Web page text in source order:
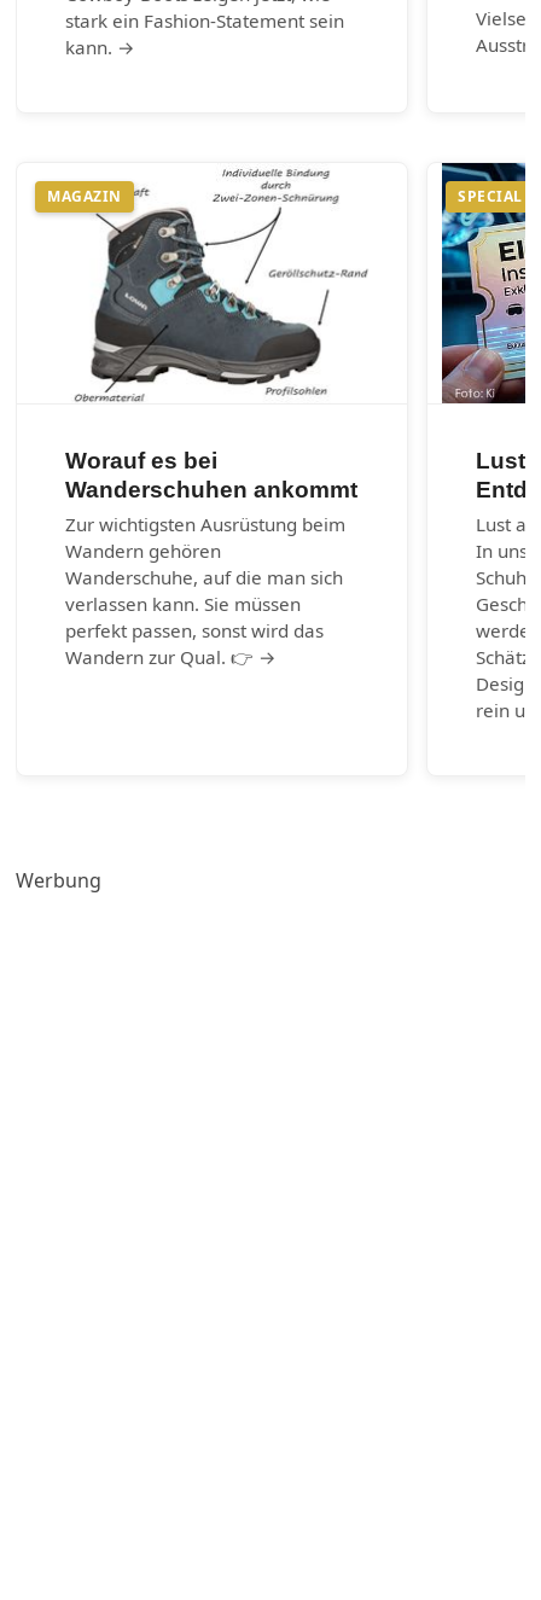
stark ein Fashion-Statement sein
kann. →
MAGAZIN
Worauf es bei
Wanderschuhen ankommt
Zur wichtigsten Ausrüstung beim
Wandern gehören
Wanderschuhe, auf die man sich
verlassen kann. Sie müssen
perfekt passen, sonst wird das
Wandern zur Qual. 👉 →
SPECIAL
Lust
Lust
In
rein
Werbung